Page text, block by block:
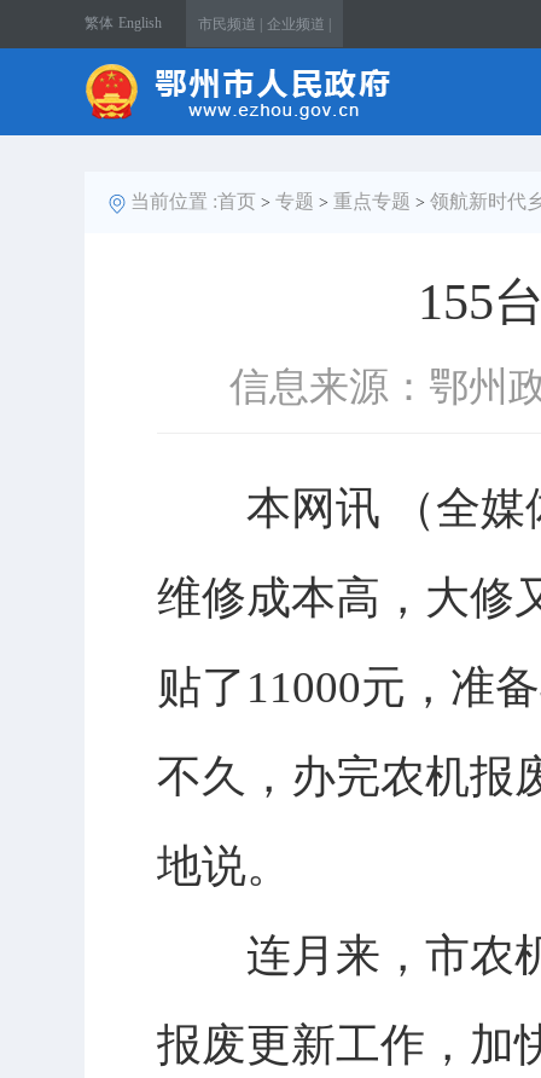
繁体 English 市民频道 | 企业频道 |
当前位置 :首页 > 专题 > 重点专题 > 领航新时代
155
信息来源：鄂州
本网讯 （全媒体
维修成本高，大修
贴了11000元，准
不久，办完农机报
地说。
连月来，市农机
报废更新工作，加